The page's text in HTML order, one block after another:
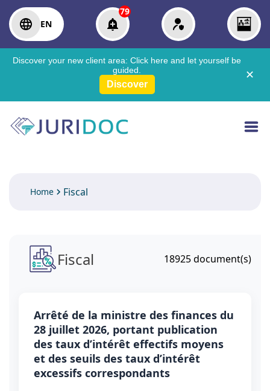
EN
79
Discover your new client area: Click here and let yourself be
guided.
Discover
✕
Home Fiscal
Fiscal 18925document(s)
Arrêté de la ministre des finances du
28 juillet 2026, portant publication
des taux d’intérêt effectifs moyens
et des seuils des taux d’intérêt
excessifs correspondants